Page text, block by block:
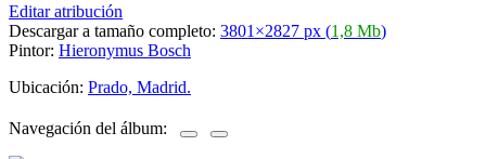
Editar atribución
Descargar a tamaño completo: 3801×2827 px (1,8 Mb)
Pintor: Hieronymus Bosch
Ubicación: Prado, Madrid.
Navegación del álbum: